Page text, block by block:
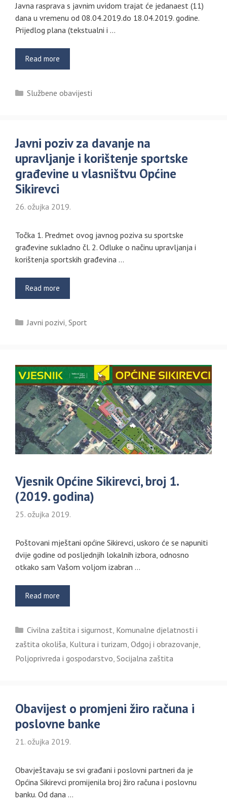
Javna rasprava s javnim uvidom trajat će jedanaest (11)
dana u vremenu od 08.04.2019.do 18.04.2019. godine.
Prijedlog plana (tekstualni i …
Read more
Kategorije
Službene obavijesti
Javni poziv za davanje na
upravljanje i korištenje sportske
građevine u vlasništvu Općine
Sikirevci
26. ožujka 2019.
Točka 1. Predmet ovog javnog poziva su sportske
građevine sukladno čl. 2. Odluke o načinu upravljanja i
korištenja sportskih građevina …
Read more
Kategorije
Javni pozivi, Sport
Vjesnik Općine Sikirevci, broj 1.
(2019. godina)
25. ožujka 2019.
Poštovani mještani općine Sikirevci, uskoro će se napuniti
dvije godine od posljednjih lokalnih izbora, odnosno
otkako sam Vašom voljom izabran …
Read more
Kategorije
Civilna zaštita i sigurnost, Komunalne djelatnosti i
zaštita okoliša, Kultura i turizam, Odgoj i obrazovanje,
Poljoprivreda i gospodarstvo, Socijalna zaštita
Obavijest o promjeni žiro računa i
poslovne banke
21. ožujka 2019.
Obavještavaju se svi građani i poslovni partneri da je
Općina Sikirevci promijenila broj žiro računa i poslovnu
banku. Od dana …